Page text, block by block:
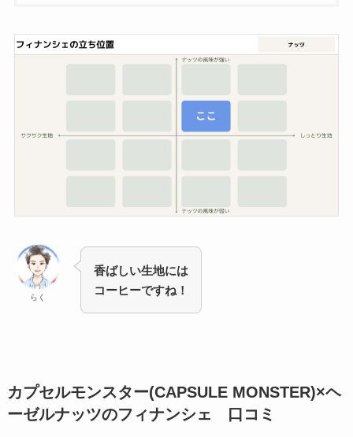
らく
香ばしい生地には
コーヒーですね！
カプセルモンスター(CAPSULE MONSTER)×ヘ
ーゼルナッツのフィナンシェ 口コミ